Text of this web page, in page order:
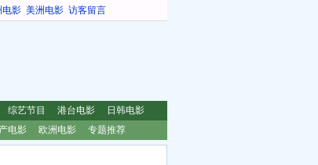
电影 美洲电影 访客留言
综艺节目 港台电影
日韩电影
电影 欧洲电影 专题推荐